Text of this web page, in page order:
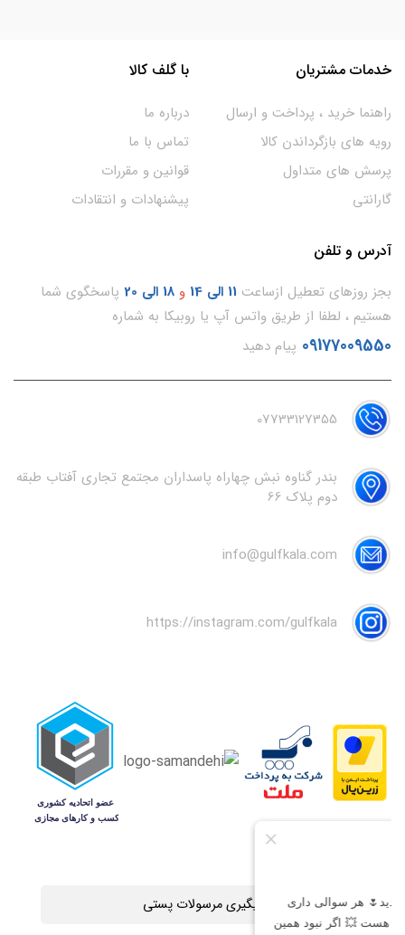
خدمات مشتریان
راهنما خرید ، پرداخت و ارسال
رویه های بازگرداندن کالا
پرسش های متداول
گارانتی
با گلف کالا
درباره ما
تماس با ما
قوانین و مقررات
پیشنهادات و انتقادات
آدرس و تلفن
بجز روزهای تعطیل ازساعت 11 الی 14 و 18 الی 20
پاسخگوی شما
هستیم ، لطفا از طریق واتس آپ یا روبیکا به شماره
09177009550 پیام دهید
07733127355
بندر گناوه نبش چهاراه پاسداران مجتمع تجاری آفتاب طبقه
دوم پلاک 66
info@gulfkala.com
https://instagram.com/gulfkala
پیگیری مرسولات پستی